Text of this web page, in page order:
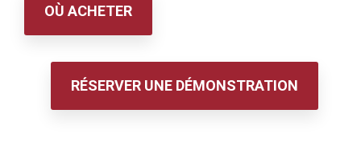
OÙ ACHETER
RÉSERVER UNE DÉMONSTRATION